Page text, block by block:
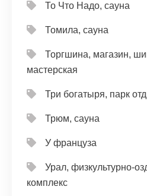
То Что Надо, сауна
Томила, сауна
Торгшина, магазин,
мастерская
Три богатыря, парк
Трюм, сауна
У француза
Урал, физкультурно-
комплекс